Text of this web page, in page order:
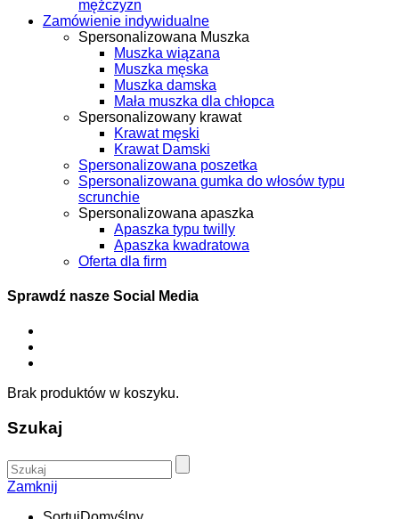
mężczyzn
Zamówienie indywidualne
Spersonalizowana Muszka
Muszka wiązana
Muszka męska
Muszka damska
Mała muszka dla chłopca
Spersonalizowany krawat
Krawat męski
Krawat Damski
Spersonalizowana poszetka
Spersonalizowana gumka do włosów typu
scrunchie
Spersonalizowana apaszka
Apaszka typu twilly
Apaszka kwadratowa
Oferta dla firm
Sprawdź nasze Social Media
Brak produktów w koszyku.
Szukaj
Zamknij